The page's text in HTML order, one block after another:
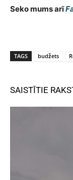
Seko mums arī
TAGS budžets
SAISTĪTIE